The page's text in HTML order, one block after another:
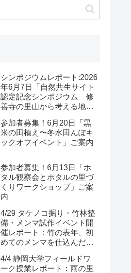
シンポジウムレポート:2026
年6月7日「自然共生サイト
認定記念シンポジウム 修
善寺の里山から考える地域
参加者募集！6月20日「黒
米の田植え〜冬水田んぼキ
ックオフイベント」ご案内
参加者募集！6月13日「ホ
タル観察会とホタルの里づ
くりワークショップ」ご案
内
4/29 タケノコ掘り・竹林整
備・メンマ試作イベント開
催レポート：竹の表年、初
めてのメンマを仕込んだ一
4/4 静岡大学フィールドワ
ーク授業レポート：雨の里